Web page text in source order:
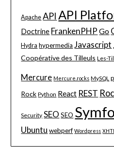
Apache API API
Doctrine FrankenPHP Go
Hydra hypermedia Javascript
Coopérative des Tilleuls Les-
Mercure Mercure.rocks MySQL
Rock Python React REST
Security SEO SEO
Ubuntu webperf Wordpress